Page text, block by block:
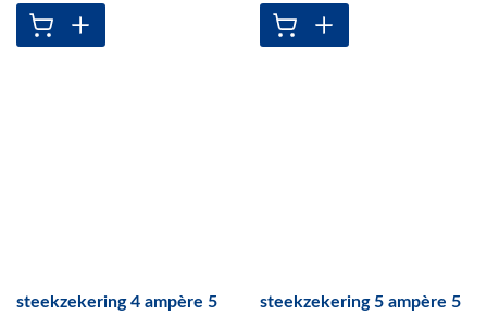
steekzekering 4 ampère 5
steekzekering 5 ampère 5